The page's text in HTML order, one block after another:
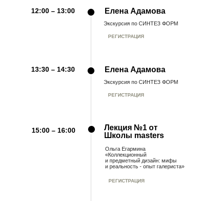
РЕГИСТРАЦИЯ
12:00 – 13:00
Экскурсия по СИНТЕЗ ФОРМ
Елена Адамова
РЕГИСТРАЦИЯ
13:30 – 14:30
Экскурсия по СИНТЕЗ ФОРМ
Елена Адамова
Ольга Егармина
«Коллекционный
и предметный дизайн: мифы
и реальность - опыт галериста»
Лекция №1 от
Школы masters
РЕГИСТРАЦИЯ
15:00 – 16:00